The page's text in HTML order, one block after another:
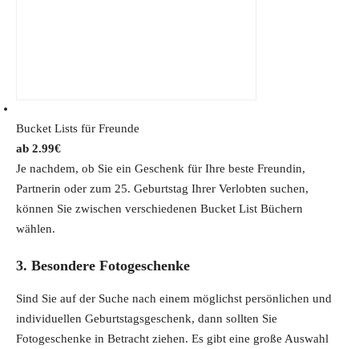
Bucket Lists für Freunde
2.99€
Je nachdem, ob Sie ein Geschenk für Ihre beste Freundin,
Partnerin oder zum 25. Geburtstag Ihrer Verlobten suchen,
können Sie zwischen verschiedenen Bucket List Büchern
wählen.
3. Besondere Fotogeschenke
Sind Sie auf der Suche nach einem möglichst persönlichen und
individuellen Geburtstagsgeschenk, dann sollten Sie
Fotogeschenke in Betracht ziehen. Es gibt eine große Auswahl